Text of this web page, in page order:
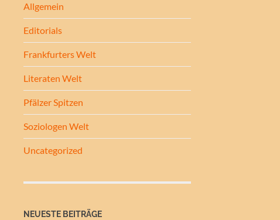
Allgemein
Editorials
Frankfurters Welt
Literaten Welt
Pfälzer Spitzen
Soziologen Welt
Uncategorized
NEUESTE BEITRÄGE